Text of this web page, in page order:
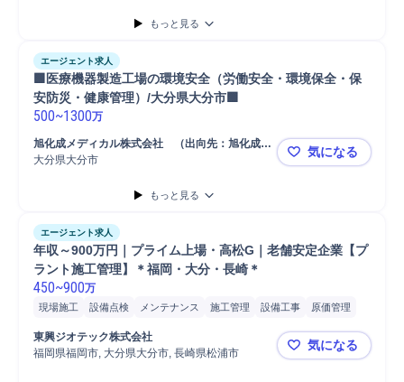
もっと見る
エージェント求人
🟩医療機器製造工場の環境安全（労働安全・環境保全・保
安防災・健康管理）/大分県大分市🟩
500~1300万
旭化成メディカル株式会社　（出向先：旭化成メ
ディカルMT株式会社）
大分県大分市 🟩医療機器
気になる
もっと見る
エージェント求人
年収～900万円｜プライム上場・高松G｜老舗安定企業【プ
ラント施工管理】＊福岡・大分・長崎＊
450~900万
現場施工 設備点検 メンテナンス 施工管理 設備工事
原価管理
点検
安全管理
現場責任者
環境系プラント 製鉄プラント
発電プラント
東興ジオテック株式会社
福岡県福岡市, 大分県大分市, 長崎県松浦市
年収～900
気になる